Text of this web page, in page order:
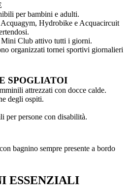
per bambini e adulti.
Hydrobike e Acquacircuit
Mini Club attivo tutti i giorni.
organizzati tornei sportivi giornalieri
SPOGLIATOI
attrezzati con docce calde.
degli ospiti.
per persone con disabilità.
bagnino sempre presente a bordo
ESSENZIALI